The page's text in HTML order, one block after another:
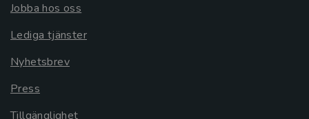
Jobba hos oss
Lediga tjänster
Nyhetsbrev
Press
Tillgänglighet